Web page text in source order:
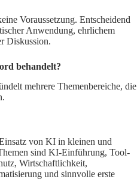
Voraussetzung. Entscheidend
Anwendung, ehrlichem
Diskussion.
behandelt?
mehrere Themenbereiche, die
von KI in kleinen und
sind KI-Einführung, Tool-
Wirtschaftlichkeit,
und sinnvolle erste